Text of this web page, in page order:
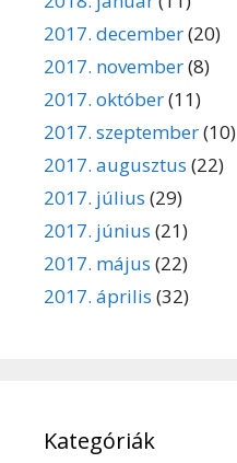
2017. december(20)
2017. november(8)
2017. október(11)
2017. szeptember(10)
2017. augusztus (22)
2017. július (29)
2017. június (21)
2017. május (22)
2017. április (32)
Kategóriák